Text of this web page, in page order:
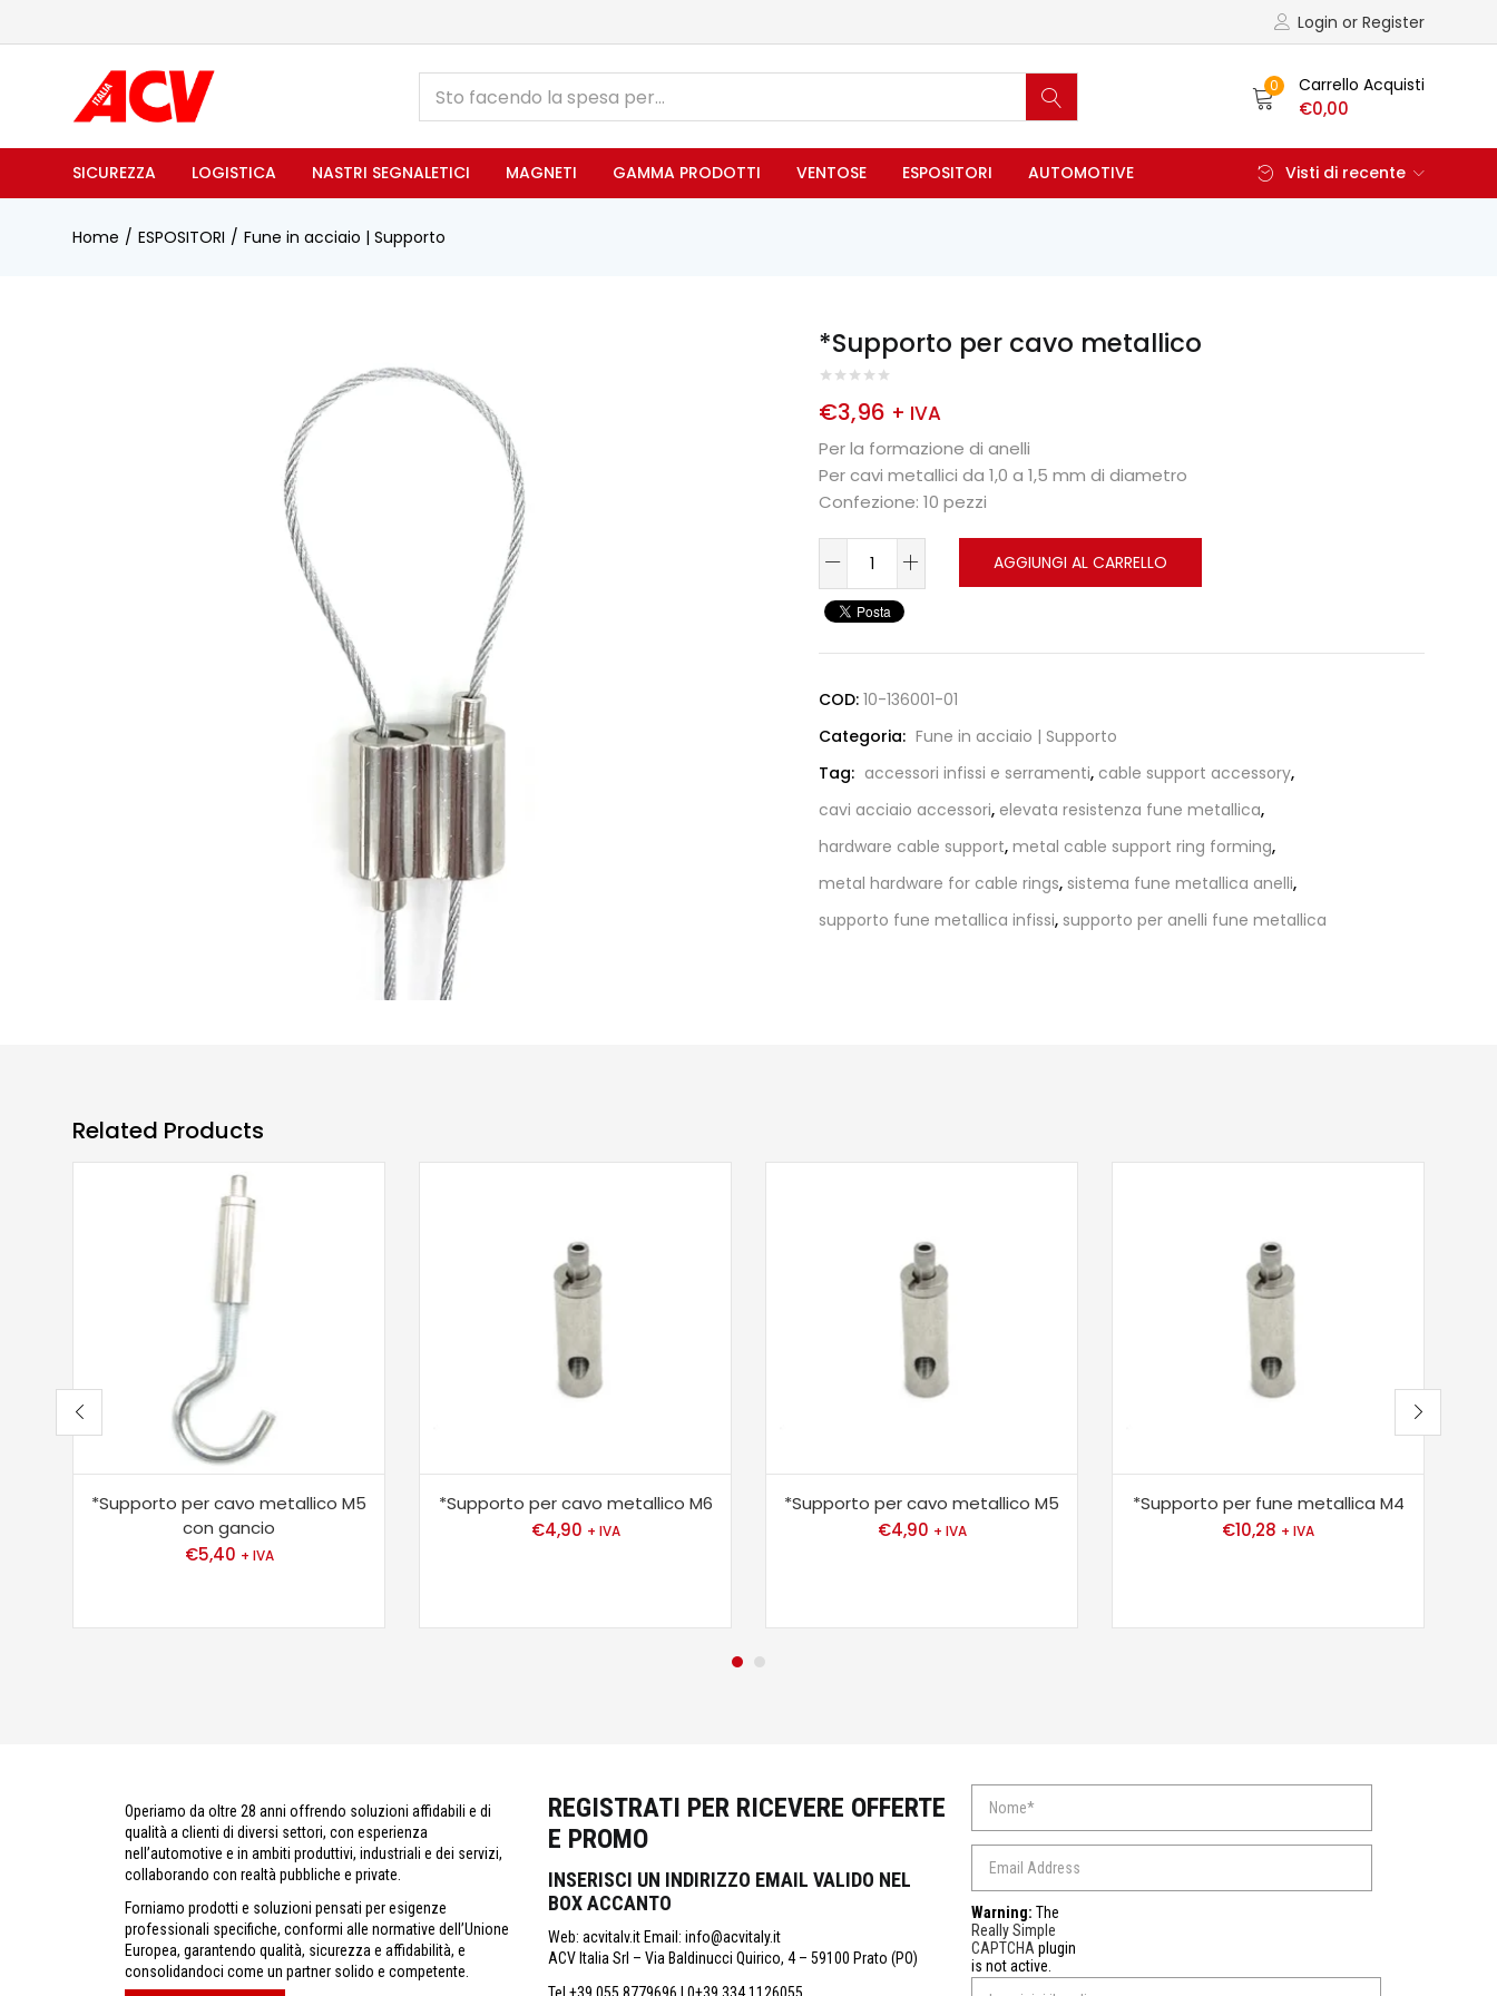
Login or Register
0 Carrello Acquisti
€0,00
SICUREZZA LOGISTICA NASTRI SEGNALETICI MAGNETI GAMMA PRODOTTI VENTOSE ESPOSITORI AUTOMOTIVE Visti di recente
Home ESPOSITORI Fune in acciaio | Supporto
*Supporto per cavo metallico
€3,96 + IVA
Per la formazione di anelli
Per cavi metallici da 1,0 a 1,5 mm di diametro
Confezione: 10 pezzi
AGGIUNGI AL CARRELLO
COD: 10-136001-01
Categoria: Fune in acciaio | Supporto
Tag: accessori infissi e serramenti, cable support accessory,
cavi acciaio accessori, elevata resistenza fune metallica,
hardware cable support, metal cable support ring forming,
metal hardware for cable rings, sistema fune metallica anelli,
supporto fune metallica infissi, supporto per anelli fune metallica
Related Products
*Supporto per cavo metallico M5
con gancio
€5,40 + IVA
*Supporto per cavo metallico M6
€4,90 + IVA
*Supporto per cavo metallico M5
€4,90 + IVA
*Supporto per fune metallica M4
€10,28 + IVA
Operiamo da oltre 28 anni offrendo soluzioni affidabili e di
qualità a clienti di diversi settori, con esperienza
nell’automotive e in ambiti produttivi, industriali e dei servizi,
collaborando con realtà pubbliche e private.
Forniamo prodotti e soluzioni pensati per esigenze
professionali specifiche, conformi alle normative dell’Unione
Europea, garantendo qualità, sicurezza e affidabilità, e
consolidandoci come un partner solido e competente.
REGISTRATI PER RICEVERE OFFERTE
E PROMO
INSERISCI UN INDIRIZZO EMAIL VALIDO NEL
BOX ACCANTO
Web: acvitalv.it Email: info@acvitaly.it
ACV Italia Srl – Via Baldinucci Quirico, 4 – 59100 Prato (PO)
Tel.+39 055 8779696 | 0+39 334 1126055
Warning: The
Really Simple
CAPTCHA plugin
is not active.